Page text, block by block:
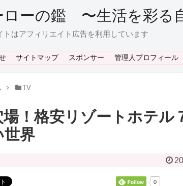
ローの鑑 〜生活を彩る
トはアフィリエイト広告を利用しています
サイトマップ スポンサー 管理人プロフィール
TV
場！格安リゾートホテ
世界
0